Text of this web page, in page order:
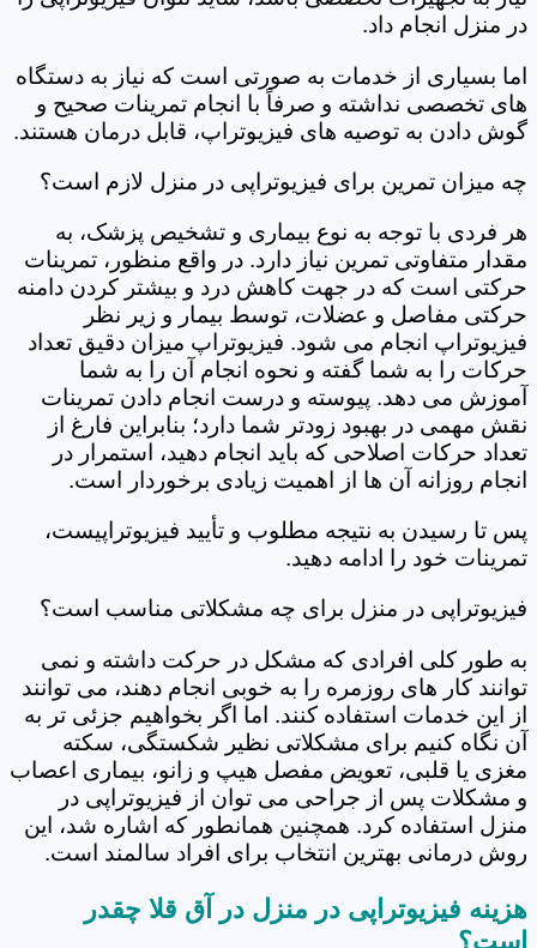
در منزل انجام داد.
اما بسیاری از خدمات به صورتی است که نیاز به دستگاه
های تخصصی نداشته و صرفاً با انجام تمرینات صحیح و
گوش دادن به توصیه های فیزیوتراپ، قابل درمان هستند.
چه میزان تمرین برای فیزیوتراپی در منزل لازم است؟
هر فردی با توجه به نوع بیماری و تشخیص پزشک، به
مقدار متفاوتی تمرین نیاز دارد. در واقع منظور، تمرینات
حرکتی است که در جهت کاهش درد و بیشتر کردن دامنه
حرکتی مفاصل و عضلات، توسط بیمار و زیر نظر
فیزیوتراپ انجام می شود. فیزیوتراپ میزان دقیق تعداد
حرکات را به شما گفته و نحوه انجام آن را به شما
آموزش می دهد. پیوسته و درست انجام دادن تمرینات
نقش مهمی در بهبود زودتر شما دارد؛ بنابراین فارغ از
تعداد حرکات اصلاحی که باید انجام دهید، استمرار در
انجام روزانه آن ها از اهمیت زیادی برخوردار است.
پس تا رسیدن به نتیجه مطلوب و تأیید فیزیوتراپیست،
تمرینات خود را ادامه دهید.
فیزیوتراپی در منزل برای چه مشکلاتی مناسب است؟
به طور کلی افرادی که مشکل در حرکت داشته و نمی
توانند کار های روزمره را به خوبی انجام دهند، می توانند
از این خدمات استفاده کنند. اما اگر بخواهیم جزئی تر به
آن نگاه کنیم برای مشکلاتی نظیر شکستگی، سکته
مغزی یا قلبی، تعویض مفصل هیپ و زانو، بیماری اعصاب
و مشکلات پس از جراحی می توان از فیزیوتراپی در
منزل استفاده کرد. همچنین همانطور که اشاره شد، این
روش درمانی بهترین انتخاب برای افراد سالمند است.
هزینه فیزیوتراپی در منزل در آق قلا چقدر
است؟